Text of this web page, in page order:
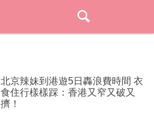
北京辣妹到港遊5日轟浪費時間 衣
食住行樣樣踩：香港又窄又破又
擠！